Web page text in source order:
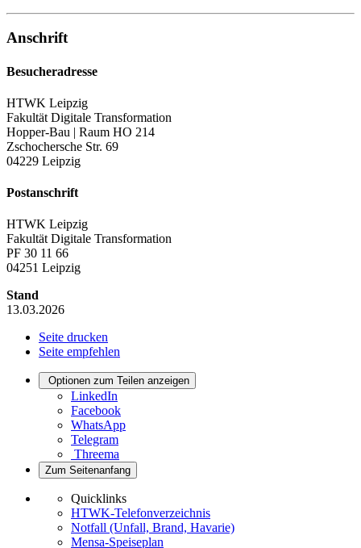
Anschrift
Besucheradresse
HTWK Leipzig
Fakultät Digitale Transformation
Hopper-Bau | Raum HO 214
Zschochersche Str. 69
04229 Leipzig
Postanschrift
HTWK Leipzig
Fakultät Digitale Transformation
PF 30 11 66
04251 Leipzig
Stand
13.03.2026
Seite drucken
Seite empfehlen
Optionen zum Teilen anzeigen
LinkedIn
Facebook
WhatsApp
Telegram
Threema
Zum Seitenanfang
Quicklinks
HTWK-Telefonverzeichnis
Notfall (Unfall, Brand, Havarie)
Mensa-Speiseplan